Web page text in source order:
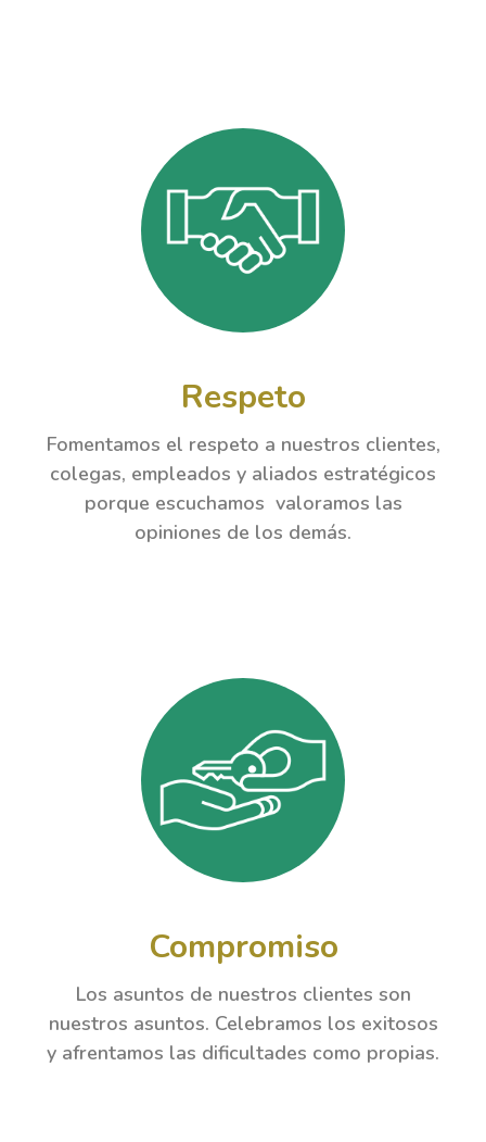
Respeto
Fomentamos el respeto a nuestros clientes,
colegas, empleados y aliados estratégicos
porque escuchamos valoramos las
opiniones de los demás.
Compromiso
Los asuntos de nuestros clientes son
nuestros asuntos. Celebramos los exitosos
y afrentamos las dificultades como propias.